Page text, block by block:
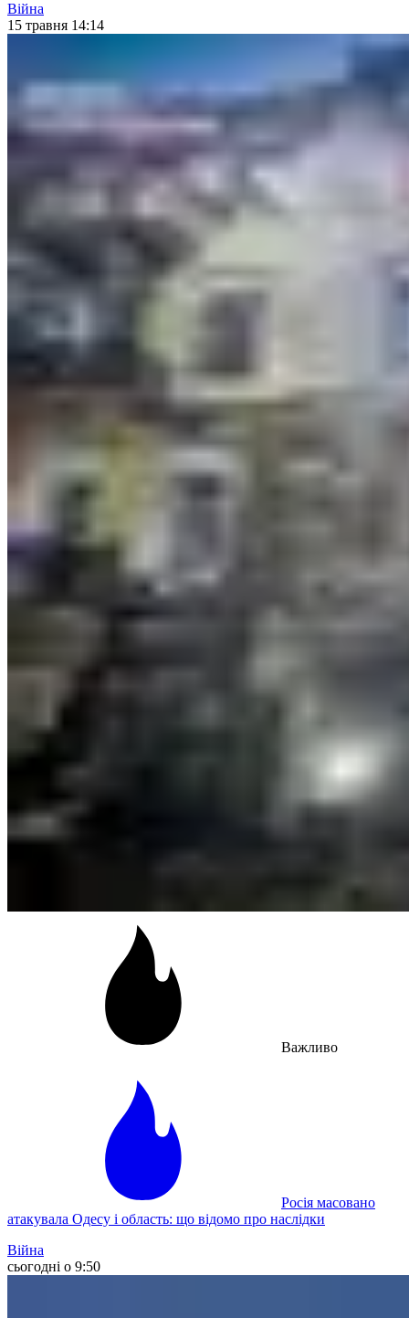
Війна
15 травня 14:14
Важливо
Росія масовано
атакувала Одесу і область: що відомо про наслідки
Війна
сьогодні о 9:50